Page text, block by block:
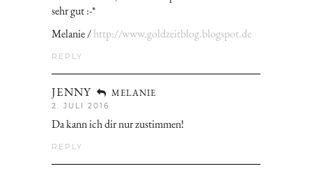
sehr gut :-*
Melanie /http://www.goldzeitblog.blogspot.de
REPLY
JENNY MELANIE
2. JULI 2016
Da kann ich dir nur zustimmen!
REPLY